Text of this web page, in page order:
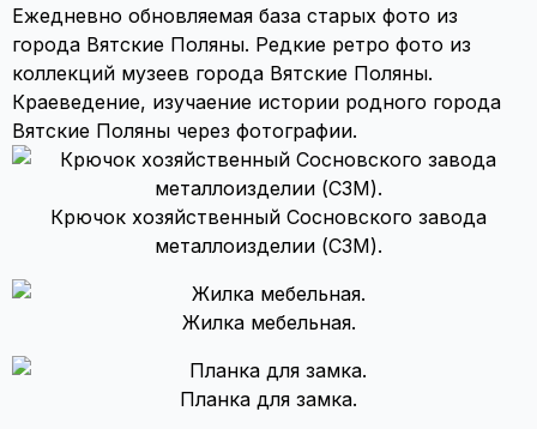
Ежедневно обновляемая база старых фото из
города Вятские Поляны. Редкие ретро фото из
коллекций музеев города Вятские Поляны.
Краеведение, изучаение истории родного города
Вятские Поляны через фотографии.
Крючок хозяйственный Сосновского завода
металлоизделии (СЗМ).
Жилка мебельная.
Планка для замка.